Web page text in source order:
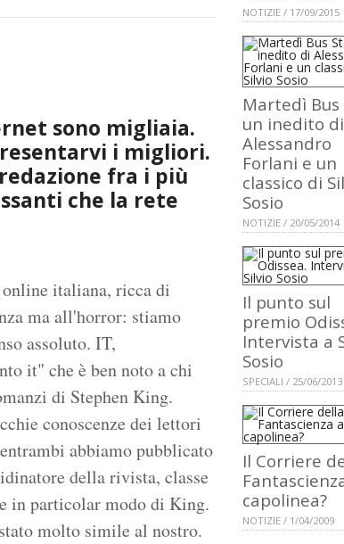
sono migliaia.
i migliori.
fra i più
che la rete
italiana, ricca di
ma all'horror: stiamo
assoluto. IT,
it" che è ben noto a chi
di Stephen King.
conoscenze dei lettori
abbiamo pubblicato
della rivista, classe
in particolar modo di King.
molto simile al nostro.
NOTIZIE / 17/09/2015
Martedì Bus
un inedito di
Alessandro
Forlani e un
classico di
Sosio
NOTIZIE / 20/05/2014
Il punto sul
premio
Intervista a
Sosio
SPECIALI / 25/06/2013
Il Corriere
capolinea?
NOTIZIE / 1/04/2009